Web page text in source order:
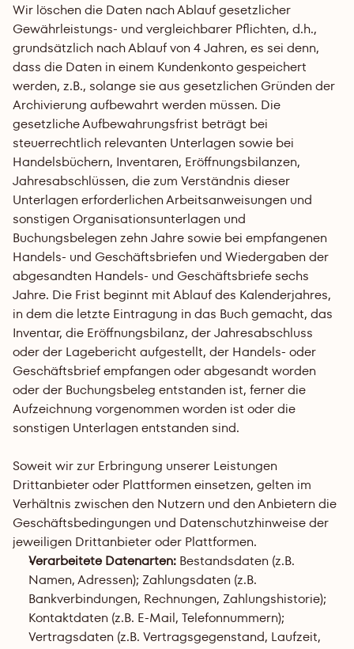
Wir löschen die Daten nach Ablauf gesetzlicher
Gewährleistungs- und vergleichbarer Pflichten, d.h.,
grundsätzlich nach Ablauf von 4 Jahren, es sei denn,
dass die Daten in einem Kundenkonto gespeichert
werden, z.B., solange sie aus gesetzlichen Gründen der
Archivierung aufbewahrt werden müssen. Die
gesetzliche Aufbewahrungsfrist beträgt bei
steuerrechtlich relevanten Unterlagen sowie bei
Handelsbüchern, Inventaren, Eröffnungsbilanzen,
Jahresabschlüssen, die zum Verständnis dieser
Unterlagen erforderlichen Arbeitsanweisungen und
sonstigen Organisationsunterlagen und
Buchungsbelegen zehn Jahre sowie bei empfangenen
Handels- und Geschäftsbriefen und Wiedergaben der
abgesandten Handels- und Geschäftsbriefe sechs
Jahre. Die Frist beginnt mit Ablauf des Kalenderjahres,
in dem die letzte Eintragung in das Buch gemacht, das
Inventar, die Eröffnungsbilanz, der Jahresabschluss
oder der Lagebericht aufgestellt, der Handels- oder
Geschäftsbrief empfangen oder abgesandt worden
oder der Buchungsbeleg entstanden ist, ferner die
Aufzeichnung vorgenommen worden ist oder die
sonstigen Unterlagen entstanden sind.
Soweit wir zur Erbringung unserer Leistungen
Drittanbieter oder Plattformen einsetzen, gelten im
Verhältnis zwischen den Nutzern und den Anbietern die
Geschäftsbedingungen und Datenschutzhinweise der
jeweiligen Drittanbieter oder Plattformen.
Verarbeitete Datenarten: Bestandsdaten (z.B.
Namen, Adressen); Zahlungsdaten (z.B.
Bankverbindungen, Rechnungen, Zahlungshistorie);
Kontaktdaten (z.B. E-Mail, Telefonnummern);
Vertragsdaten (z.B. Vertragsgegenstand, Laufzeit,